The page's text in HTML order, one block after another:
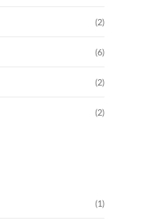
(2)
(6)
(2)
(2)
(1)